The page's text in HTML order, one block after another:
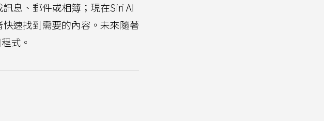
息、郵件或相簿；現在Siri AI
速找到需要的內容。未來隨著
式。